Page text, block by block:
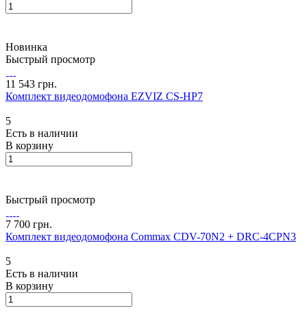
Новинка
Быстрый просмотр
11 543 грн.
Комплект видеодомофона EZVIZ CS-HP7
5
Есть в наличии
В корзину
Быстрый просмотр
7 700 грн.
Комплект видеодомофона Commax CDV-70N2 + DRC-4CPN3
5
Есть в наличии
В корзину